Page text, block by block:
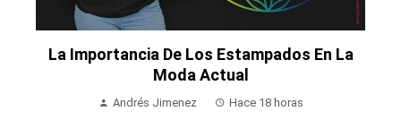
La Importancia De Los Estampados En La
Moda Actual
Andrés Jimenez Hace 18 horas